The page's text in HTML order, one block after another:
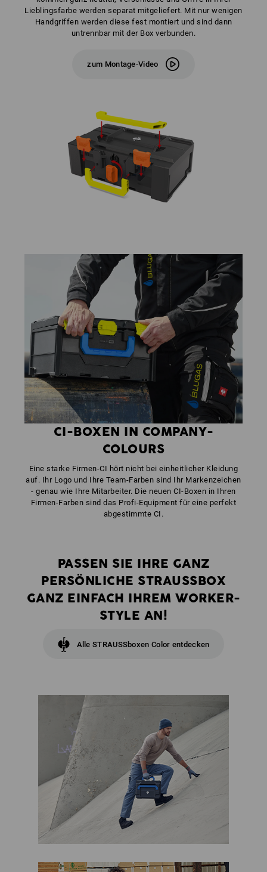
Lieblingsfarbe werden separat mitgeliefert. Mit nur wenigen
Handgriffen werden diese fest montiert und sind dann
untrennbar mit der Box verbunden.
zum Montage-Video
CI-BOXEN IN COMPANY-
COLOURS
Eine starke Firmen-CI hört nicht bei einheitlicher Kleidung
auf. Ihr Logo und Ihre Team-Farben sind Ihr Markenzeichen
- genau wie Ihre Mitarbeiter. Die neuen CI-Boxen in Ihren
Firmen-Farben sind das Profi-Equipment für eine perfekt
abgestimmte CI.
PASSEN SIE IHRE GANZ
PERSÖNLICHE STRAUSSBOX
GANZ EINFACH IHREM WORKER-
STYLE AN!
Alle STRAUSSboxen Color entdecken